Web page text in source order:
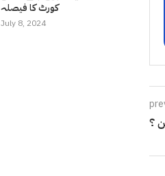
؟
کورٹ کا فیصلہ
July 8, 2024